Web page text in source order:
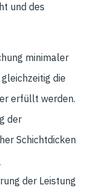
und des
minimaler
die
erfüllt werden.
der
Schichtdicken
der Leistung